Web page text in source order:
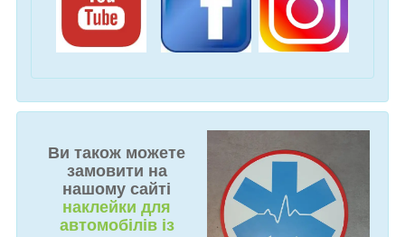
Ви також можете
замовити на
нашому сайті
наклейки для
автомобілів із